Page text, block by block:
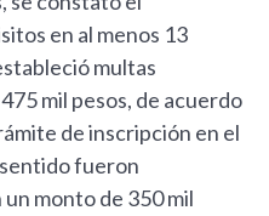
en al menos 13
multas
mil pesos, de acuerdo
de inscripción en el
fueron
monto de 350 mil